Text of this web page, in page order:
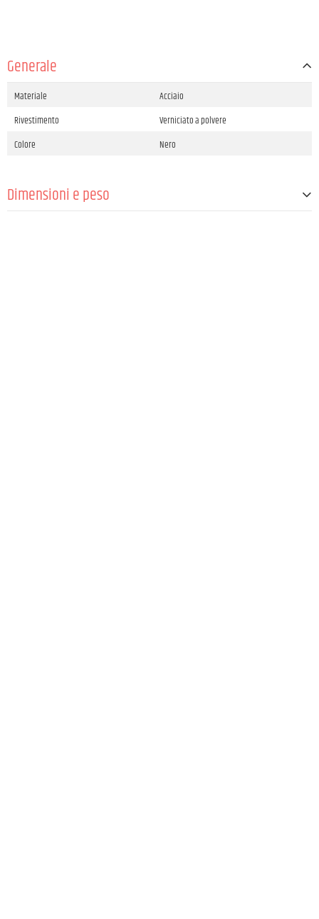
Generale
Materiale
Acciaio
Rivestimento
Verniciato a polvere
Colore
Nero
Dimensioni e peso